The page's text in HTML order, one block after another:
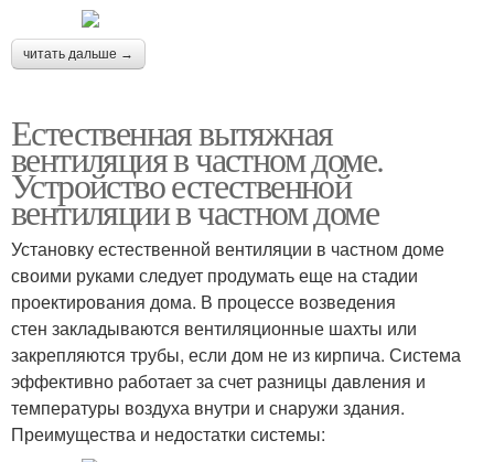
читать дальше →
Естественная вытяжная
вентиляция в частном доме.
Устройство естественной
вентиляции в частном доме
Установку естественной вентиляции в частном доме
своими руками следует продумать еще на стадии
проектирования дома. В процессе возведения
стен закладываются вентиляционные шахты или
закрепляются трубы, если дом не из кирпича. Система
эффективно работает за счет разницы давления и
температуры воздуха внутри и снаружи здания.
Преимущества и недостатки системы: